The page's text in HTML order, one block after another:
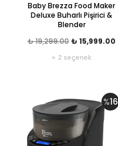
Baby Brezza Food Maker
Deluxe Buharlı Pişirici &
Blender
₺ 19,299.00 ₺ 15,999.00
+ 2 seçenek
%16